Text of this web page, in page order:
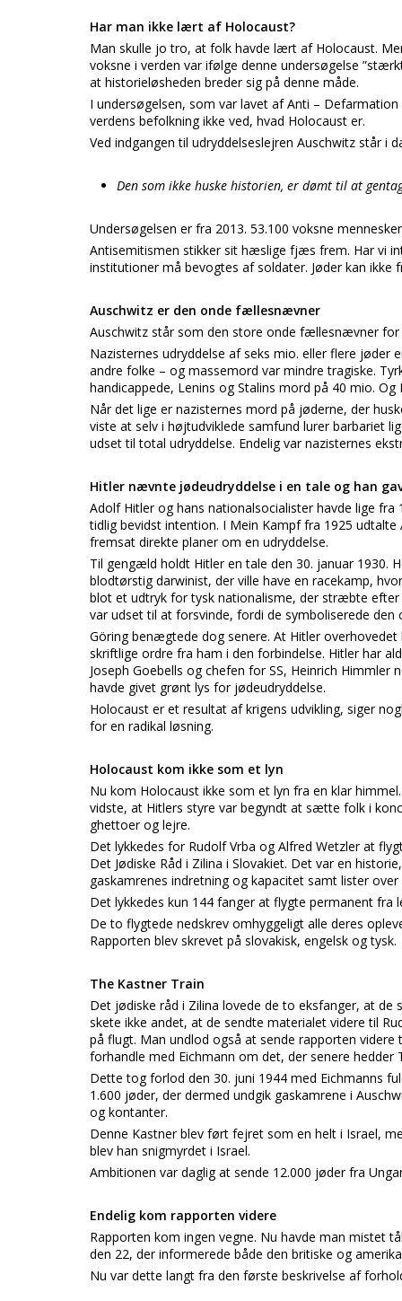
Har man ikke lært af Holocaust?
Man skulle jo tro, at folk havde lært af Holocaust.
voksne i verden var ifølge denne undersøgelse
at historieløsheden breder sig på denne måde.
I undersøgelsen, som var lavet af Anti –
verdens befolkning ikke ved, hvad Holocaust er.
Ved indgangen til udryddelseslejren Auschwitz står i
Den som ikke huske historien, er dømt til at
Undersøgelsen er fra 2013. 53.100 voksne
Antisemitismen stikker sit hæslige fjæs frem. Har vi
institutioner må bevogtes af soldater. Jøder kan ikke
Auschwitz er den onde fællesnævner
Auschwitz står som den store onde fællesnævner for
Nazisternes udryddelse af seks mio. eller flere
andre folke – og massemord var mindre tragiske.
handicappede, Lenins og Stalins mord på 40 mio.
Når det lige er nazisternes mord på jøderne, der
viste at selv i højtudviklede samfund lurer barbariet
udset til total udryddelse. Endelig var nazisternes
Hitler nævnte jødeudryddelse i en tale og han
Adolf Hitler og hans nationalsocialister havde lige
tidlig bevidst intention. I Mein Kampf fra 1925
fremsat direkte planer om en udryddelse.
Til gengæld holdt Hitler en tale den 30. januar 1930.
blodtørstig darwinist, der ville have en racekamp,
blot et udtryk for tysk nationalisme, der stræbte
var udset til at forsvinde, fordi de symboliserede
Göring benægtede dog senere. At Hitler
skriftlige ordre fra ham i den forbindelse. Hitler har
Joseph Goebells og chefen for SS, Heinrich
havde givet grønt lys for jødeudryddelse.
Holocaust er et resultat af krigens udvikling, siger
for en radikal løsning.
Holocaust kom ikke som et lyn
Nu kom Holocaust ikke som et lyn fra en klar
vidste, at Hitlers styre var begyndt at sætte folk i
ghettoer og lejre.
Det lykkedes for Rudolf Vrba og Alfred Wetzler at
Det Jødiske Råd i Zilina i Slovakiet. Det var en
gaskamrenes indretning og kapacitet samt lister
Det lykkedes kun 144 fanger at flygte permanent fra
De to flygtede nedskrev omhyggeligt alle deres
Rapporten blev skrevet på slovakisk, engelsk og tysk.
The Kastner Train
Det jødiske råd i Zilina lovede de to eksfanger, at
skete ikke andet, at de sendte materialet videre til
på flugt. Man undlod også at sende rapporten
forhandle med Eichmann om det, der senere hedder
Dette tog forlod den 30. juni 1944 med Eichmanns
1.600 jøder, der dermed undgik gaskamrene i
og kontanter.
Denne Kastner blev ført fejret som en helt i Israel,
blev han snigmyrdet i Israel.
Ambitionen var daglig at sende 12.000 jøder fra
Endelig kom rapporten videre
Rapporten kom ingen vegne. Nu havde man mistet
den 22, der informerede både den britiske og
Nu var dette langt fra den første beskrivelse af